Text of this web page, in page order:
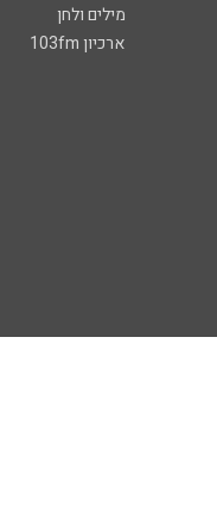
מילים ולחן
ארכיון 103fm